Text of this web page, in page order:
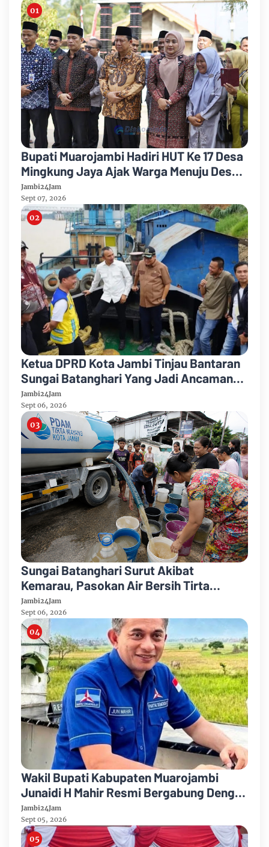
Bupati Muarojambi Hadiri HUT Ke 17 Desa
Mingkung Jaya Ajak Warga Menuju Desa
Mandiri 2026
Jambi24Jam
Sept 07, 2026
Ketua DPRD Kota Jambi Tinjau Bantaran
Sungai Batanghari Yang Jadi Ancaman
Abrasi
Jambi24Jam
Sept 06, 2026
Sungai Batanghari Surut Akibat
Kemarau, Pasokan Air Bersih Tirta
Mayang Jambi Keruh
Jambi24Jam
Sept 06, 2026
Wakil Bupati Kabupaten Muarojambi
Junaidi H Mahir Resmi Bergabung Dengan
Partai Demikrat
Jambi24Jam
Sept 05, 2026